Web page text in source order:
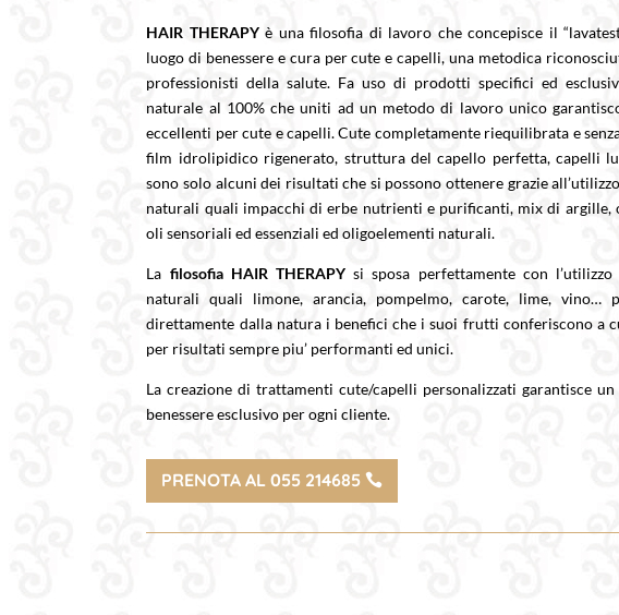
HAIR THERAPYè una filosofia di lavoro che concepisce il
luogo di benessere e cura per cute e capelli, una metodica
professionisti della salute. Fa uso di prodotti specifici ed
naturale al 100% che uniti ad un metodo di lavoro unico
eccellenti per cute e capelli.Cute completamente riequilibrata e
film idrolipidico rigenerato, struttura del capello perfetta, capelli
sono solo alcuni dei risultati che si possono ottenere grazie
naturali quali impacchi di erbe nutrienti e purificanti, mix di argille,
oli sensoriali ed essenziali ed oligoelementi naturali.
La filosofia HAIR THERAPY si sposa perfettamente con
naturali quali limone, arancia, pompelmo, carote, lime, vino…
direttamente dalla natura i benefici che i suoi frutti conferiscono a
per risultati sempre piu’ performanti ed unici.
La creazione di trattamenti cute/capelli personalizzati garantisce
benessere esclusivo per ogni cliente.
PRENOTA AL 055 214685